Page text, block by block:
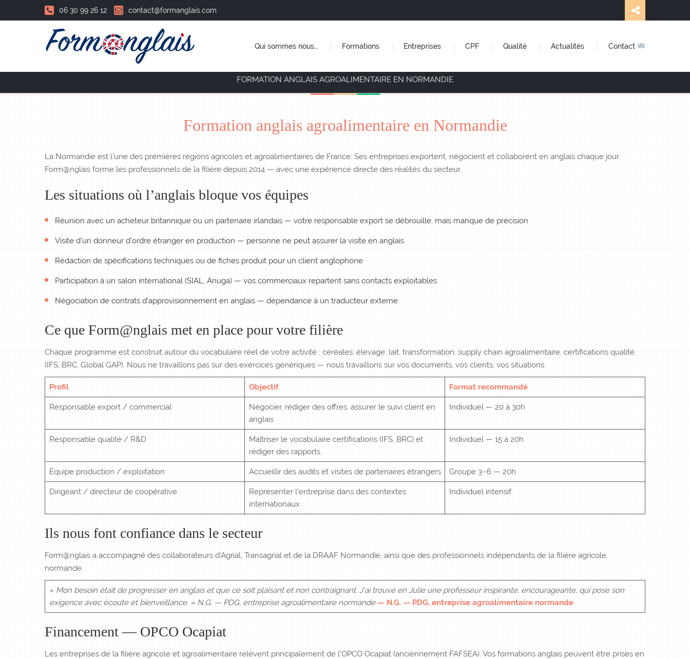
06 30 99 26 12 contact@formanglais.com
Qui sommes nous… Formations Entreprises CPF Qualité Actualités Contact
FORMATION ANGLAIS AGROALIMENTAIRE EN NORMANDIE
Formation anglais agroalimentaire en Normandie
La Normandie est l’une des premières régions agricoles et agroalimentaires de France. Ses entreprises exportent, négocient et collaborent en anglais chaque jour.
Form@nglais forme les professionnels de la filière depuis 2014 — avec une expérience directe des réalités du secteur.
Les situations où l’anglais bloque vos équipes
Réunion avec un acheteur britannique ou un partenaire irlandais — votre responsable export se débrouille, mais manque de précision
Visite d’un donneur d’ordre étranger en production — personne ne peut assurer la visite en anglais
Rédaction de spécifications techniques ou de fiches produit pour un client anglophone
Participation à un salon international (SIAL, Anuga) — vos commerciaux repartent sans contacts exploitables
Négociation de contrats d’approvisionnement en anglais — dépendance à un traducteur externe
Ce que Form@nglais met en place pour votre filière
Chaque programme est construit autour du vocabulaire réel de votre activité : céréales, élevage, lait, transformation, supply chain agroalimentaire, certifications qualité
(IFS, BRC, Global GAP). Nous ne travaillons pas sur des exercices génériques — nous travaillons sur vos documents, vos clients, vos situations.
Profil Objectif Format recommandé
Responsable export / commercial
Négocier, rédiger des offres, assurer le suivi client en
anglais
Individuel — 20 à 30h
Responsable qualité / R&D
Maîtriser le vocabulaire certifications (IFS, BRC) et
rédiger des rapports
Individuel — 15 à 20h
Équipe production / exploitation Accueillir des audits et visites de partenaires étrangers Groupe 3–6 — 20h
Dirigeant / directeur de coopérative
Représenter l’entreprise dans des contextes
internationaux
Individuel intensif
Ils nous font confiance dans le secteur
Form@nglais a accompagné des collaborateurs d’Agrial, Transagrial et de la DRAAF Normandie, ainsi que des professionnels indépendants de la filière agricole
normande.
« Mon besoin était de progresser en anglais et que ce soit plaisant et non contraignant. J’ai trouvé en Julie une professeur inspirante, encourageante, qui pose son
exigence avec écoute et bienveillance. » N.G. — PDG, entreprise agroalimentaire normande — N.G. — PDG, entreprise agroalimentaire normande
Financement — OPCO Ocapiat
Les entreprises de la filière agricole et agroalimentaire relèvent principalement de l’OPCO Ocapiat (anciennement FAFSEA). Vos formations anglais peuvent être prises en